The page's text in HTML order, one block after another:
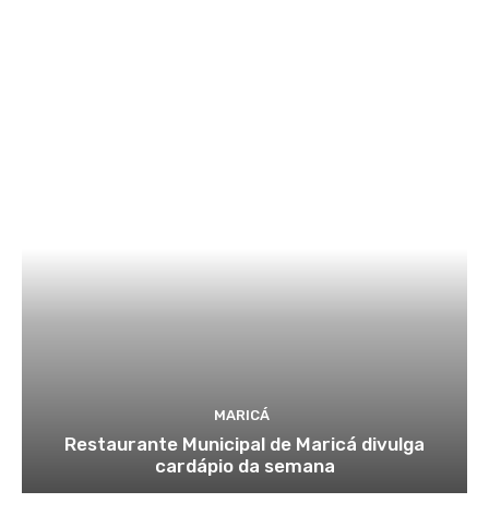
MARICÁ
Restaurante Municipal de Maricá divulga
cardápio da semana